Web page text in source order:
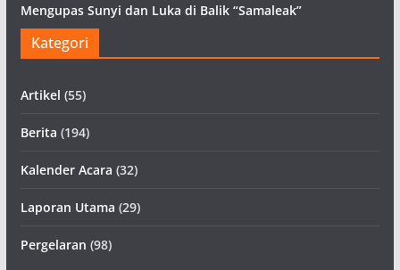
Mengupas Sunyi dan Luka di Balik “Samaleak”
Kategori
Artikel (55)
Berita (194)
Kalender Acara (32)
Laporan Utama (29)
Pergelaran (98)